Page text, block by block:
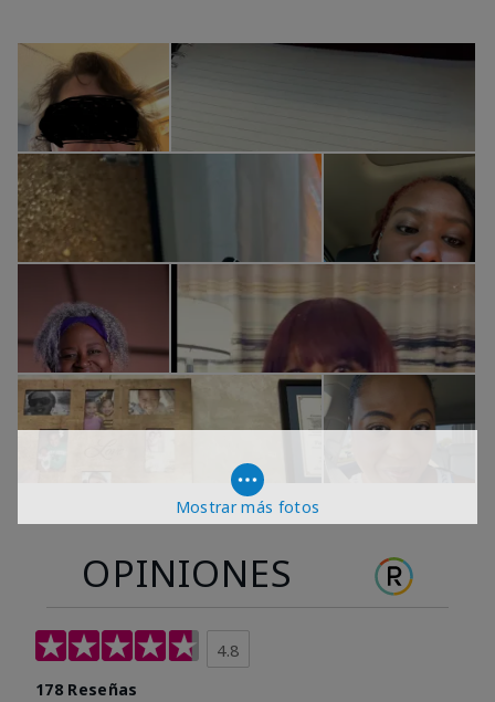
Mostrar más fotos
OPINIONES
4.8
178 Reseñas